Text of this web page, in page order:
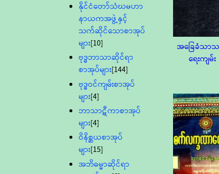
နိုင်ငံတော်သံဃမဟာ
နာယကအဖွဲ့နှင့်
သက်ဆိုင်သောစာအုပ်
များ[10]
ဗုဒ္ဓဘာသာဆိုင်ရာ
စာအုပ်များ[144]
ဗုဒ္ဓဝင်ကျမ်းစာအုပ်
များ[4]
ဘာသာဋီကာစာအုပ်
များ[4]
ဝိနိစ္ဆယစာအုပ်
များ[15]
အဘိဓမ္မာဆိုင်ရာ
အခြေခံသာ
ရေးကျမ်း